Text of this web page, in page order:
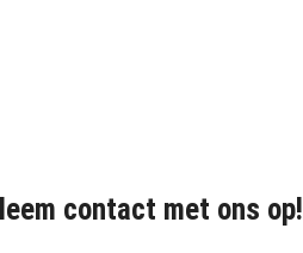
contact met ons op!